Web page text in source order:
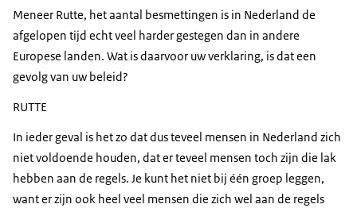
Meneer Rutte, het aantal besmettingen is in Nederland de
afgelopen tijd echt veel harder gestegen dan in andere
Europese landen. Wat is daarvoor uw verklaring, is dat een
gevolg van uw beleid?
RUTTE
In ieder geval is het zo dat dus teveel mensen in Nederland zich
niet voldoende houden, dat er teveel mensen toch zijn die lak
hebben aan de regels. Je kunt het niet bij één groep leggen,
want er zijn ook heel veel mensen die zich wel aan de regels